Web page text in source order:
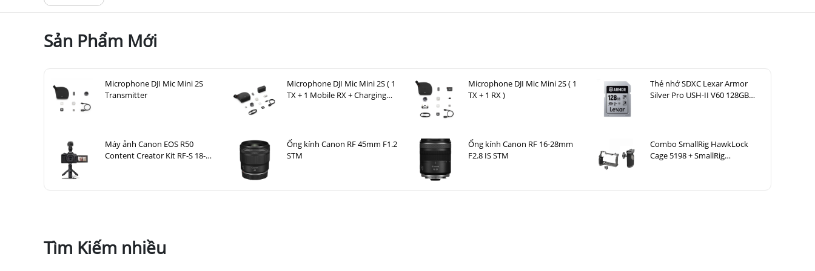
bật chủ thể trên nền phông rộng lớn. Từ góc nhìn mắt cá đến góc rộng tiêu chuẩn, ống kính này thích ứng với mọi bối cảnh.
3.2. Khẩu độ f/2.8 sáng, không đổi
ở tiêu cự rộng hơn và hiệu suất chụp thiếu sáng tuyệt vời khi cầm tay. So với ống kính zoom siêu rộng f/4, khẩu độ mở rộng này cho phép
kiểm soát độ sâu trường ảnh tốt hơn để lấy nét chọn lọc. Tính linh hoạt sáng tạo này rất phù hợp với những nhiếp ảnh gia nghệ thuật.
Sản Phẩm Mới
Microphone DJI Mic Mini 2S
Transmitter
Microphone DJI Mic Mini 2S ( 1
TX + 1 Mobile RX + Charging
Microphone DJI Mic Mini 2S ( 1
TX + 1 RX )
Thẻ nhớ SDXC Lexar Armor
Silver Pro USH-II V60 128GB
Máy ảnh Canon EOS R50
Content Creator Kit RF-S 18-
Ống kính Canon RF 45mm F1.2
STM
Ống kính Canon RF 16-28mm
F2.8 IS STM
Combo SmallRig HawkLock
Cage 5198 + SmallRig
Tìm Kiếm nhiều